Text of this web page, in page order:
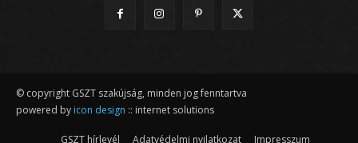
© copyright GSZT szakújság, minden jog fenntartva
powered by icon design :: internet solutions
GSZT hírlevél Adatvédelmi nyilatkozat Impresszum